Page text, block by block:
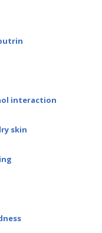
interaction
skin